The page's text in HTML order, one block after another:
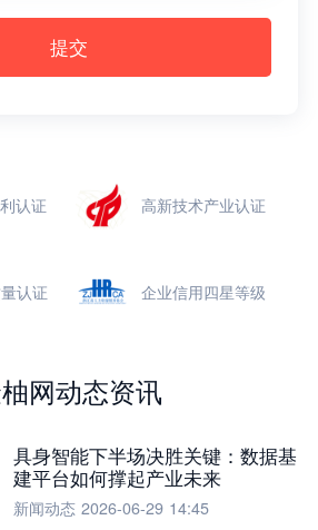
提交
认证 高新技术产业认证
认证 企业信用四星等级
网动态资讯
具身智能下半场决胜关键：数据基
建平台如何撑起产业未来
新闻动态 2026-06-29 14:45